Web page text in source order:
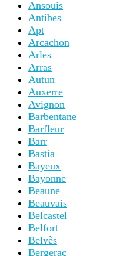
Ansouis
Antibes
Apt
Arcachon
Arles
Arras
Autun
Auxerre
Avignon
Barbentane
Barfleur
Barr
Bastia
Bayeux
Bayonne
Beaune
Beauvais
Belcastel
Belfort
Belvès
Bergerac